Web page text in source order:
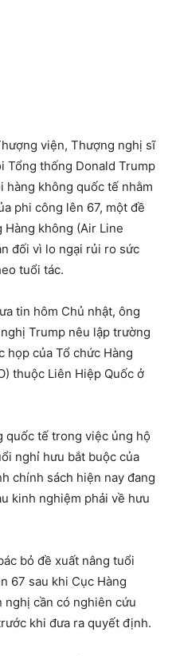
viện, Thượng nghị sĩ
Tổng thống Donald Trump
hàng không quốc tế nhằm
phi công lên 67, một đề
không (Air Line
đối vì lo ngại rủi ro sức
tuổi tác.
tin hôm Chủ nhật, ông
Trump nêu lập trường
họp của Tổ chức Hàng
thuộc Liên Hiệp Quốc ở
quốc tế trong việc ủng hộ
nghỉ hưu bắt buộc của
chính sách hiện nay đang
kinh nghiệm phải về hưu
bỏ đề xuất nâng tuổi
67 sau khi Cục Hàng
nghị cần có nghiên cứu
khi đưa ra quyết định.